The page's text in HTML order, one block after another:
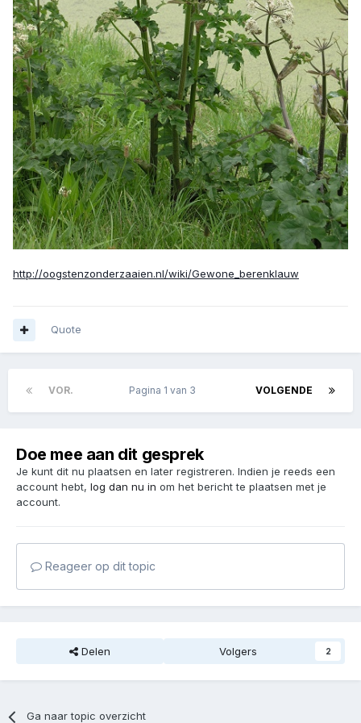
http://oogstenzonderzaaien.nl/wiki/Gewone_berenklauw
Quote
VOR. VOLGENDE
Pagina 1 van 3
Doe mee aan dit gesprek
Je kunt dit nu plaatsen en later registreren. Indien je reeds een
account hebt, log dan nu in om het bericht te plaatsen met je
account.
Reageer op dit topic
Delen Volgers 2
Ga naar topic overzicht